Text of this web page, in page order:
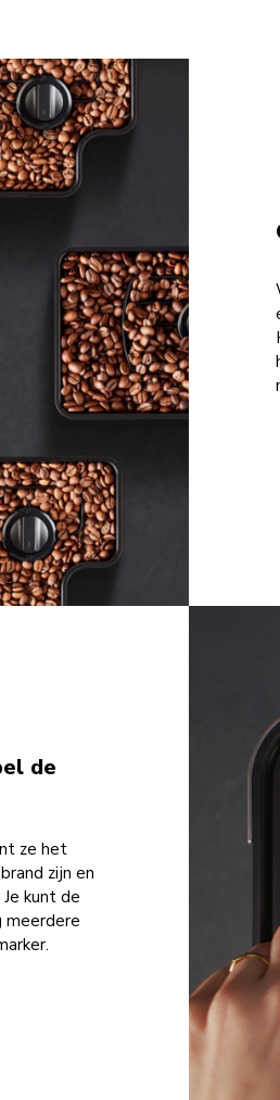
de
ze het
zijn en
kunt de
meerdere